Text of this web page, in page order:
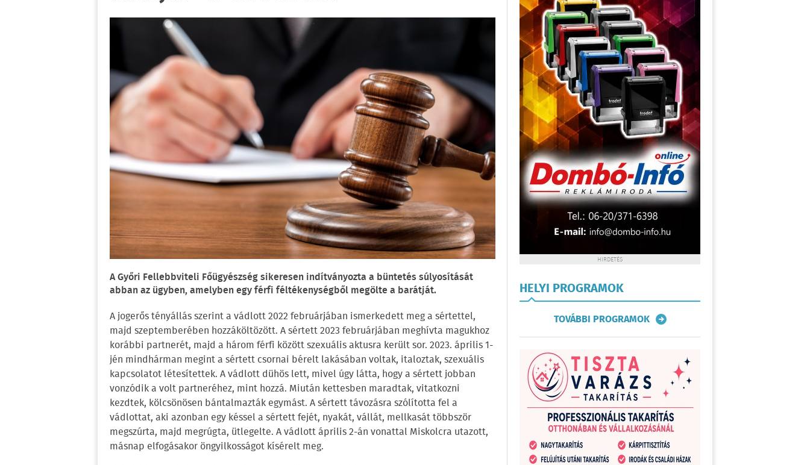
A Győri Fellebbviteli Főügyészség sikeresen indítványozta a büntetés súlyosítását
abban az ügyben, amelyben egy férfi féltékenységből megölte a barátját.
A jogerős tényállás szerint a vádlott 2022 februárjában ismerkedett meg a sértettel,
majd szeptemberében hozzáköltözött. A sértett 2023 februárjában meghívta magukhoz
korábbi partnerét, majd a három férfi között szexuális aktusra került sor. 2023. április 1-
jén mindhárman megint a sértett csornai bérelt lakásában voltak, italoztak, szexuális
kapcsolatot létesítettek. A vádlott dühös lett, mivel úgy látta, hogy a sértett jobban
vonzódik a volt partneréhez, mint hozzá. Miután kettesben maradtak, vitatkozni
kezdtek, kölcsönösen bántalmazták egymást. A sértett távozásra szólította fel a
vádlottat, aki azonban egy késsel a sértett fejét, nyakát, vállát, mellkasát többször
megszúrta, majd megrúgta, ütlegelte. A vádlott április 2-án vonattal Miskolcra utazott,
másnap elfogásakor öngyilkosságot kísérelt meg.
HIRDETÉS
HELYI PROGRAMOK
TOVÁBBI PROGRAMOK